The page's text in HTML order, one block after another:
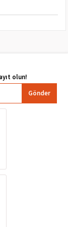
Gönder